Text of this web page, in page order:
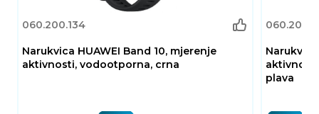
060.200.134
Narukvica HUAWEI Band 10, mjerenje
aktivnosti, vodootporna, crna
plava